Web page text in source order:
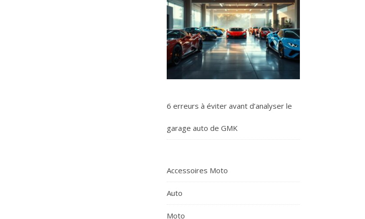
6 erreurs à éviter avant d’analyser le
garage auto de GMK
Accessoires Moto
Auto
Moto